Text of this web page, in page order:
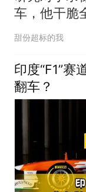
车，他干脆
场两胜追平
甜份超标的我
印度“F1”赛
翻车？